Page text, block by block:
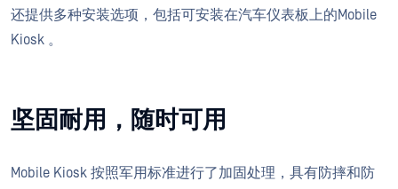
还提供多种安装选项，包括可安装在汽车仪表板上的Mobile
Kiosk 。
坚固耐用，随时可用
Mobile Kiosk 按照军用标准进行了加固处理，具有防摔和防